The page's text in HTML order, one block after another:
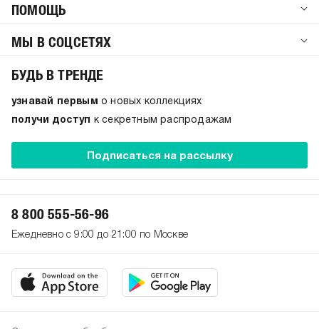
ПОМОЩЬ
МЫ В СОЦСЕТЯХ
БУДЬ В ТРЕНДЕ
узнавай первым о новых коллекциях
получи доступ к секретным распродажам
Подписаться на рассылку
8 800 555-56-96
Ежедневно с 9:00 до 21:00 по Москве